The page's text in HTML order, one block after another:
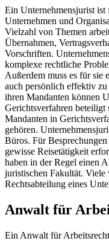
Ein Unternehmensjurist ist
Unternehmen und
Vielzahl von Themen
Übernahmen,
Vorschriften.
komplexe rechtliche
Außerdem muss es für sie
auch persönlich effektiv
ihren Mandanten können
Gerichtsverfahren beteiligt
Mandanten in
gehören.
Büros. Für
gewisse Reisetätigkeit
haben in der Regel einen
juristischen Fakultät.
Rechtsabteilung eines
Anwalt für
Ein Anwalt für